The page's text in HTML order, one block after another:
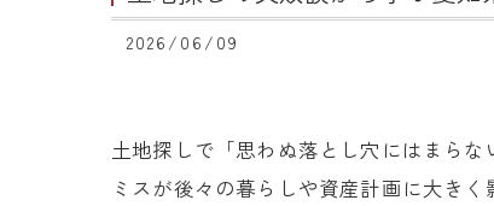
2026/06/09
土地探しで「思わぬ落とし穴にはまら
ミスが後々の暮らしや資産計画に大き